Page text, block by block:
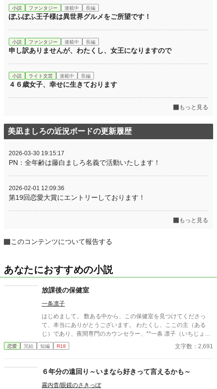
小説 ファンタジー 連載中 長編
ぽふぽふ王子様は異世界グルメをご所望です！
小説 ファンタジー 連載中 長編
申し訳ありませんが、わたくし、女王になりますので
小説 ライト文芸 連載中 長編
４６歳女子、幸せに生きております
もっと見る
美凪ましろの近況ボードの更新履歴
2026-03-30 19:15:17
PN：全年齢は藤白ましろ名義で活動いたします！
2026-02-01 12:09:36
第19回恋愛大賞にエントリーしております！
もっと見る
このコンテンツについて報告する
あなたにおすすめの小説
放課後の保健室
一条凛子
はじめまして。 数ある中から、この保健室を見つけてくださっ
て、本当にありがとうございます。 わたくし、ここの主（ある
じ）であり、夜間専門のカウンセラー、**一条 凛子（いちじょう
りんこ）**と申します。 ここは、昼間の喧騒から逃れてきた、頑
張り屋の大人たちのためだけの秘密の聖域（サンクチュアリ）。
めることができる——夜だけ開く、特別な保健室です。
恋愛 完結 短編 R18 文字数：2,691
６年分の遠回り～いまなら好きって言えるかも～
霧内杳/眼鏡のさきっぽ